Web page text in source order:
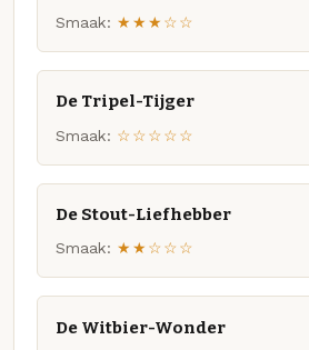
Smaak: ★★★☆☆
De Tripel-Tijger
Smaak: ☆☆☆☆☆
De Stout-Liefhebber
Smaak: ★★☆☆☆
De Witbier-Wonder